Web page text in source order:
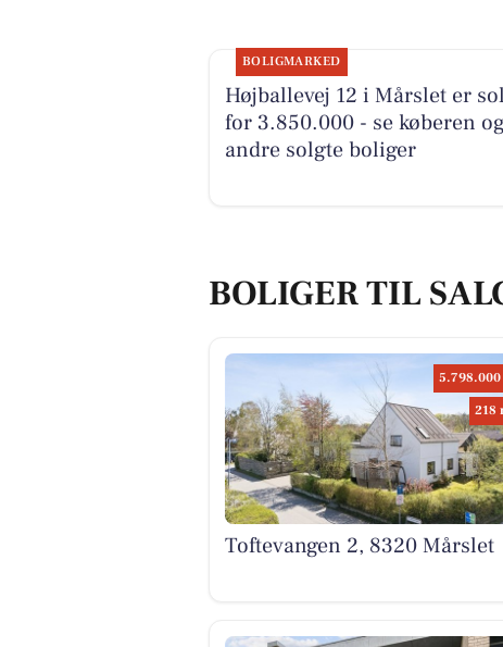
BOLIGMARKED
Højballevej 12 i Mårslet er
for 3.850.000 - se køberen
andre solgte boliger
BOLIGER TIL
218
Toftevangen 2, 8320 Mårslet